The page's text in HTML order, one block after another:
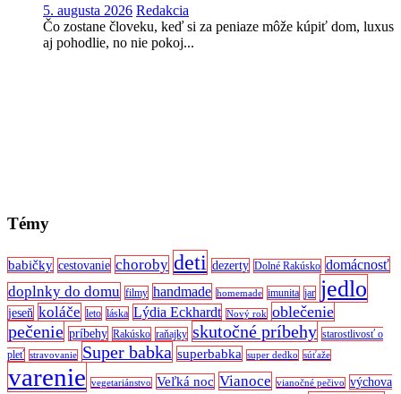
5. augusta 2026 Redakcia
Čo zostane človeku, keď si za peniaze môže kúpiť dom, luxus
aj pohodlie, no nie pokoj...
Témy
babičky cestovanie choroby deti dezerty Dolné Rakúsko domácnosť
doplnky do domu filmy handmade homemade imunita jar jedlo
jeseň koláče leto láska Lýdia Eckhardt Nový rok oblečenie
pečenie príbehy Rakúsko raňajky skutočné príbehy starostlivosť o
pleť stravovanie Super babka superbabka super dedko súťaže
varenie vegetariánstvo Veľká noc Vianoce vianočné pečivo výchova